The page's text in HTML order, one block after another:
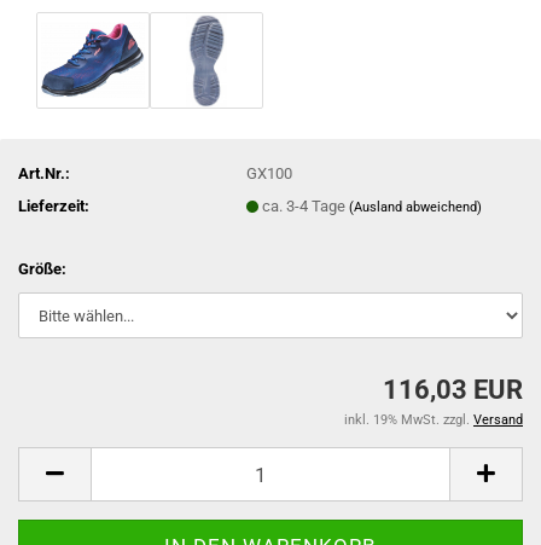
Art.Nr.:
GX100
Lieferzeit:
ca. 3-4 Tage(Ausland abweichend)
Größe:
116,03 EUR
inkl. 19% MwSt. zzgl. Versand